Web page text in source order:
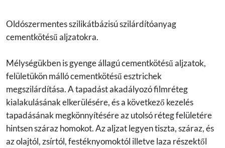
Oldószermentes szilikátbázisú szilárdítóanyag
cementkötésű aljzatokra.
Mélységükben is gyenge állagú cementkötésű aljzatok,
felületükön málló cementkötésű esztrichek
megszilárdítása. A tapadást akadályozó filmréteg
kialakulásának elkerülésére, és a következő kezelés
tapadásának megkönnyítésére az utolsó réteg felületére
hintsen száraz homokot. Az aljzat legyen tiszta, száraz, és
az olajtól, zsírtól, festéknyomoktól illetve laza részektől